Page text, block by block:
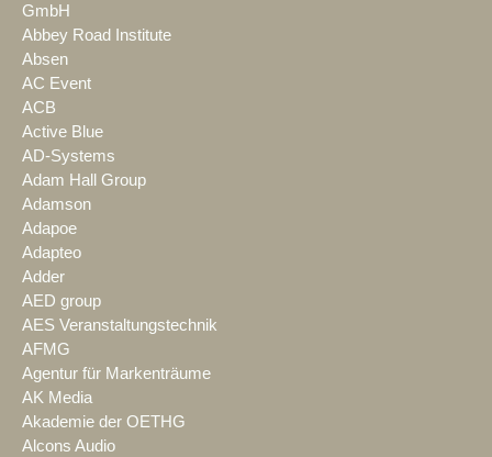
GmbH
Abbey Road Institute
Absen
AC Event
ACB
Active Blue
AD-Systems
Adam Hall Group
Adamson
Adapoe
Adapteo
Adder
AED group
AES Veranstaltungstechnik
AFMG
Agentur für Markenträume
AK Media
Akademie der OETHG
Alcons Audio